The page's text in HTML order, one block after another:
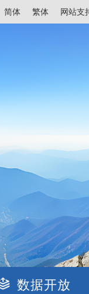
简体 繁体 网站支
数据开放